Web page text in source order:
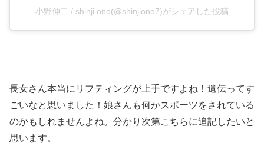
小野伸二 / shinji ono(@shinjiono7)がシェアした投稿
長女さん本当にリフティングが上手ですよね！遺伝ってす
ごいなと思いました！娘さんも何かスポーツをされている
のかもしれませんよね。分かり次第こちらに追記したいと
思います。